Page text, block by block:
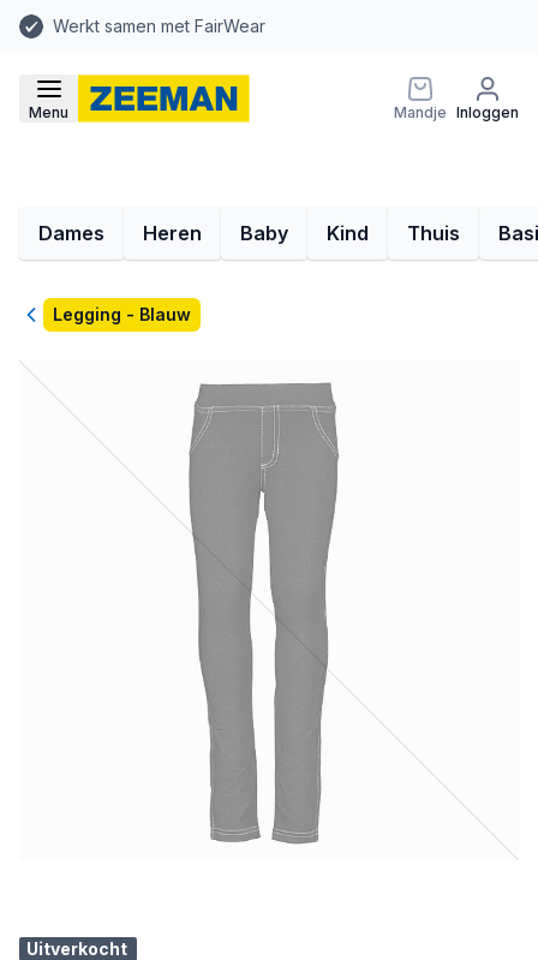
Werkt samen met FairWear
Menu Mandje Inloggen
Dames Heren Baby Kind Thuis
TerugLegging - Blauw
Uitverkocht